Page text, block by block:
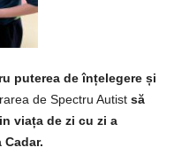
puterea de înțelegere și
de Spectru Autist să
viața de zi cu zi a